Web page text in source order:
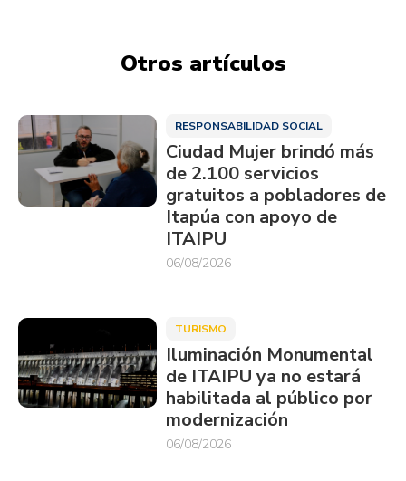
Otros artículos
RESPONSABILIDAD SOCIAL
Ciudad Mujer brindó más
de 2.100 servicios
gratuitos a pobladores de
Itapúa con apoyo de
ITAIPU
06/08/2026
TURISMO
Iluminación Monumental
de ITAIPU ya no estará
habilitada al público por
modernización
06/08/2026